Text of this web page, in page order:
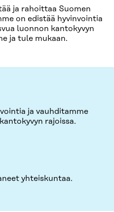
ja rahoittaa Suomen
on edistää hyvinvointia
luonnon kantokyvyn
ja tule mukaan.
ja vauhditamme
rajoissa.
yhteiskuntaa.